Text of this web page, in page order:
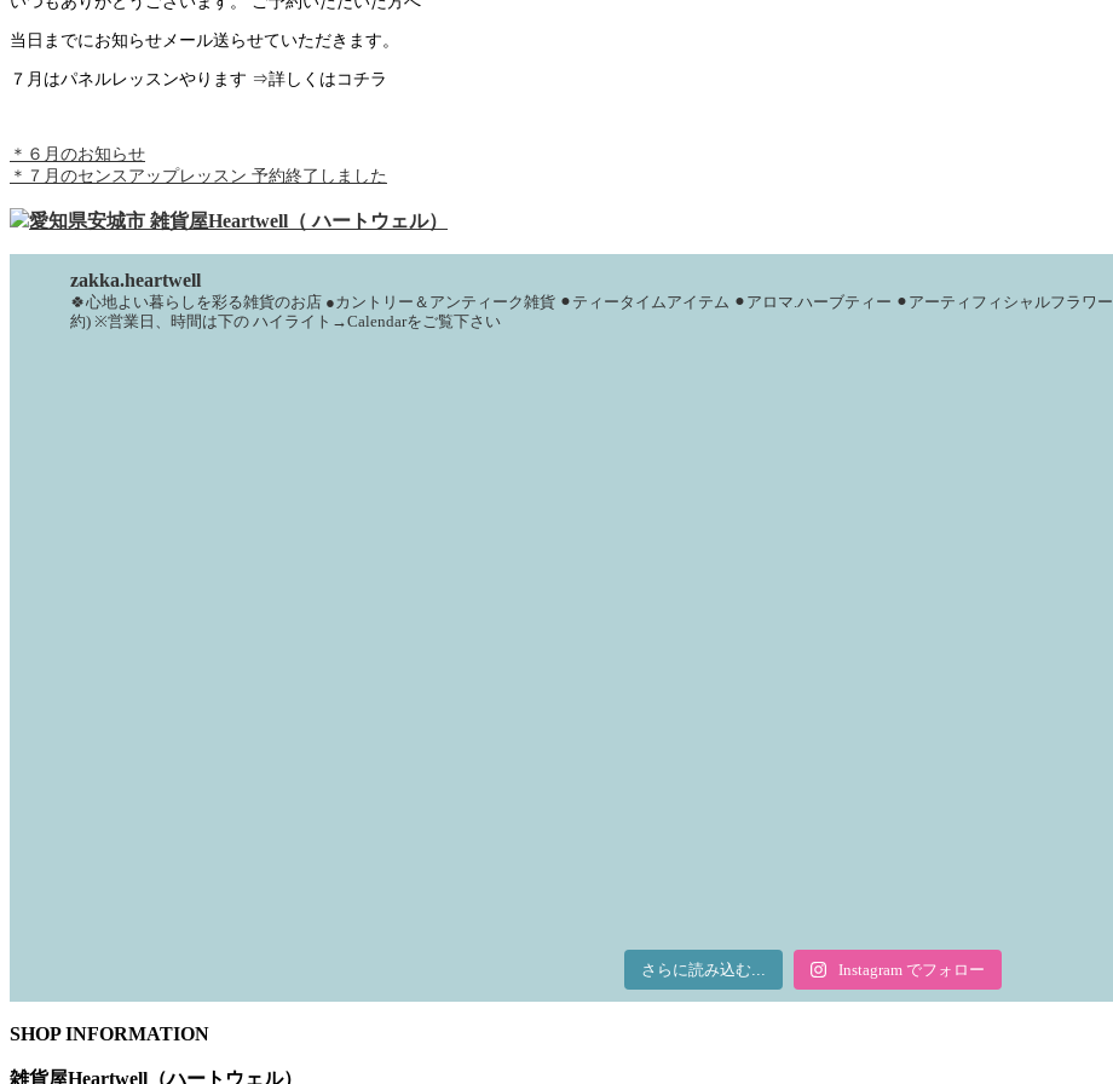
当日までにお知らせメール送らせていただきます。
７月はパネルレッスンやります ⇒詳しくはコチラ
＊６月のお知らせ
＊７月のセンスアップレッスン 予約終了しました
zakka.heartwell
🍀心地よい暮らしを彩る雑貨のお店 ●カントリー＆アンティーク雑貨 ⚫︎ティータイムアイテム ⚫︎アロマ.ハーブティー ⚫︎アーティフィシャルフラワー
約) ※営業日、時間は下の ハイライト→Calendarをご覧下さい
さらに読み込む... Instagram でフォロー
SHOP INFORMATION
雑貨屋Heartwell（ハートウェル）